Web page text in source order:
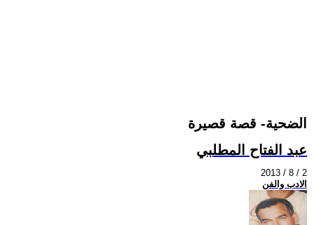
الضحية- قصة قصيرة
عبد الفتاح المطلبي
2013 / 8 / 2
الادب والفن